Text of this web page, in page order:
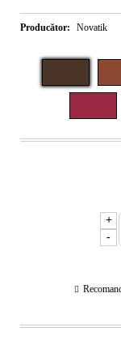
Producător:
Novatik
+
-